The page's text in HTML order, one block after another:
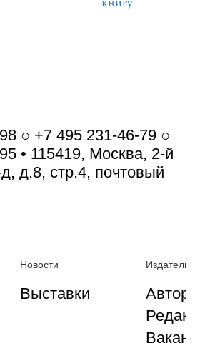
○ +7 495 231-46-79 ○
• 115419, Москва, 2-й
д.8, стр.4, почтовый
Новости
Выставки